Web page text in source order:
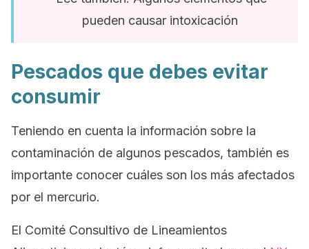
pueden causar intoxicación
Pescados que debes evitar
consumir
Teniendo en cuenta la información sobre la
contaminación de algunos pescados, también es
importante conocer cuáles son los más afectados
por el mercurio.
El Comité Consultivo de Lineamientos